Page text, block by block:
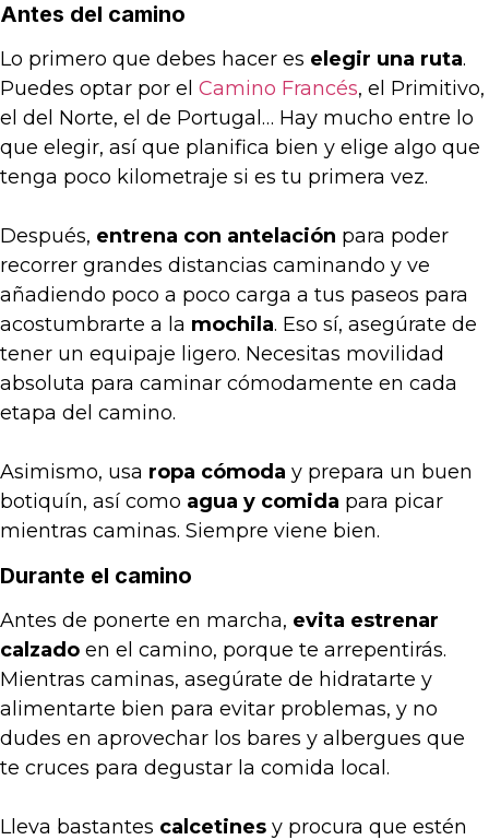
Antes del camino
Lo primero que debes hacer es elegir una ruta.
Puedes optar por el Camino Francés, el Primitivo,
el del Norte, el de Portugal… Hay mucho entre lo
que elegir, así que planifica bien y elige algo que
tenga poco kilometraje si es tu primera vez.
Después, entrena con antelación para poder
recorrer grandes distancias caminando y ve
añadiendo poco a poco carga a tus paseos para
acostumbrarte a la mochila. Eso sí, asegúrate de
tener un equipaje ligero. Necesitas movilidad
absoluta para caminar cómodamente en cada
etapa del camino.
Asimismo, usa ropa cómoda y prepara un buen
botiquín, así como agua y comida para picar
mientras caminas. Siempre viene bien.
Durante el camino
Antes de ponerte en marcha, evita estrenar
calzado en el camino, porque te arrepentirás.
Mientras caminas, asegúrate de hidratarte y
alimentarte bien para evitar problemas, y no
dudes en aprovechar los bares y albergues que
te cruces para degustar la comida local.
Lleva bastantes calcetines y procura que estén